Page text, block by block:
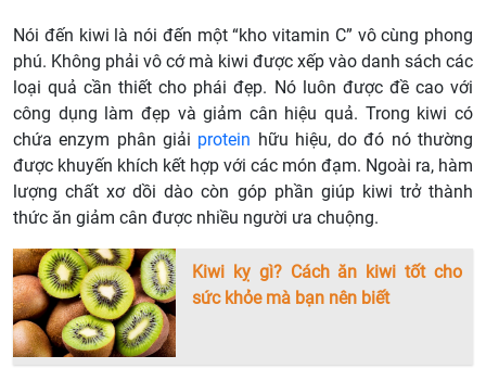
Nói đến kiwi là nói đến một “kho vitamin C” vô cùng phong
phú. Không phải vô cớ mà kiwi được xếp vào danh sách các
loại quả cần thiết cho phái đẹp. Nó luôn được đề cao với
công dụng làm đẹp và giảm cân hiệu quả. Trong kiwi có
chứa enzym phân giải protein hữu hiệu, do đó nó thường
được khuyến khích kết hợp với các món đạm. Ngoài ra, hàm
lượng chất xơ dồi dào còn góp phần giúp kiwi trở thành
thức ăn giảm cân được nhiều người ưa chuộng.
Kiwi kỵ gì? Cách ăn kiwi tốt cho
sức khỏe mà bạn nên biết